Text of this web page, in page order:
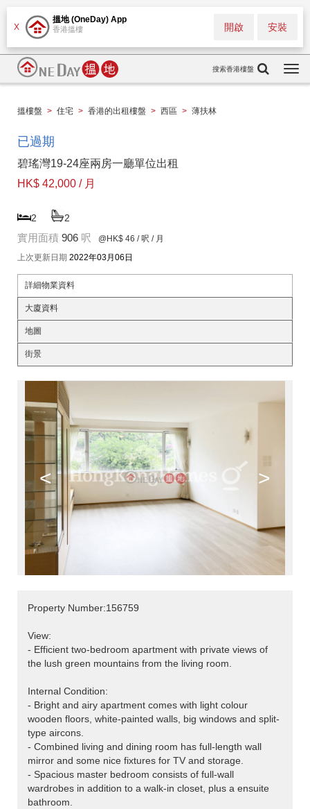
X
搵地 (OneDay) App
香港搵樓 安裝
開啟
搜索香港樓盤
搵樓盤 > 住宅 > 香港的出租樓盤 > 西區 > 薄扶林
已過期
碧瑤灣19-24座兩房一廳單位出租
HK$ 42,000 / 月
2 2
實用面積 906 呎 @HK$ 46 / 呎 / 月
上次更新日期 2022年03月06日
詳細物業資料
大廈資料
地圖
街景
< >
Property Number:156759
View:
- Efficient two-bedroom apartment with private views of
the lush green mountains from the living room.
Internal Condition:
- Bright and airy apartment comes with light colour
wooden floors, white-painted walls, big windows and split-
type aircons.
- Combined living and dining room has full-length wall
mirror and some nice fixtures for TV and storage.
- Spacious master bedroom consists of full-wall
wardrobes in addition to a walk-in closet, plus a ensuite
bathroom.